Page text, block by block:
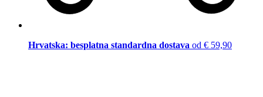
Hrvatska: besplatna standardna dostava od € 59,90